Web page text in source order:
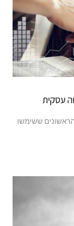
עסקית
1783 לכלי הטיס הראשונים ששימשו